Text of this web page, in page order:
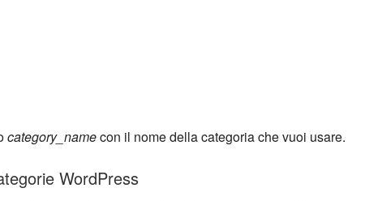
category_namecon il nome della categoria che vuoi usare.
WordPress